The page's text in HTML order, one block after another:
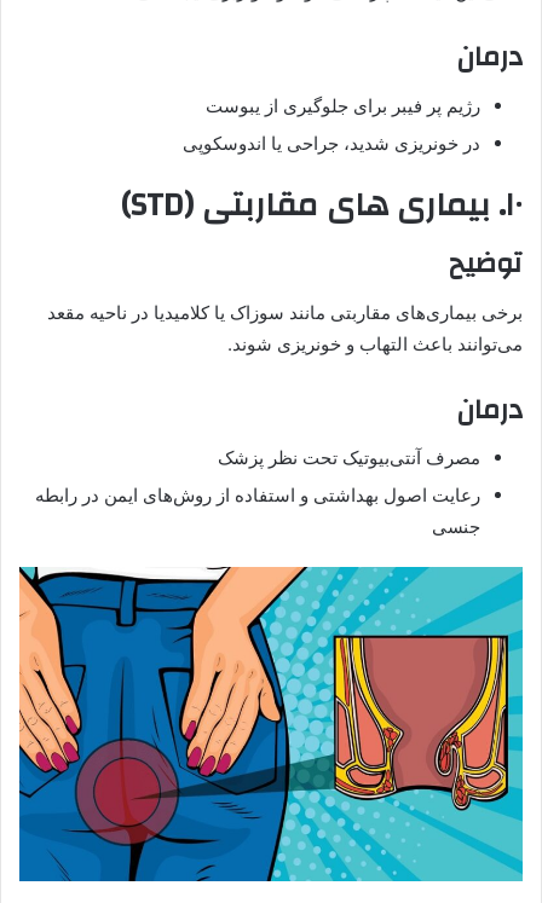
درمان
رژیم پر فیبر برای جلوگیری از یبوست
در خونریزی شدید، جراحی یا اندوسکوپی
۱۰. بیماری‌ های مقاربتی (STD)
توضیح
برخی بیماری‌های مقاربتی مانند سوزاک یا کلامیدیا در ناحیه مقعد
می‌توانند باعث التهاب و خونریزی شوند.
درمان
مصرف آنتی‌بیوتیک تحت نظر پزشک
رعایت اصول بهداشتی و استفاده از روش‌های ایمن در رابطه
جنسی